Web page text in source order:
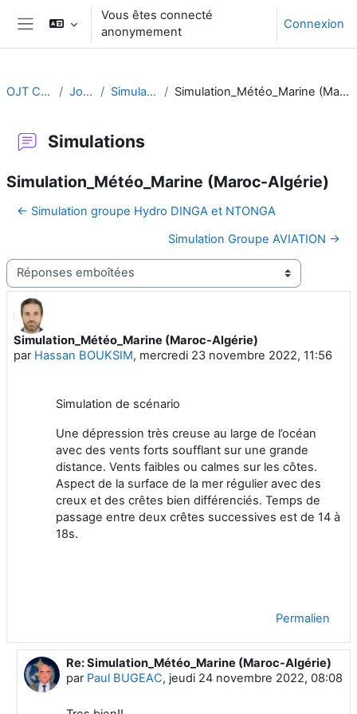
Passer au contenu principal
Panneau latéral
Vous êtes connecté
anonymement
Connexion
OJT CA FR Jour 3 Simulations Simulation_Météo_Marine (Maroc-Algérie)
Simulations
Simulation_Météo_Marine (Maroc-Algérie)
← Simulation groupe Hydro DINGA et NTONGA
Simulation Groupe AVIATION →
Type d’affichage
Simulation_Météo_Marine (Maroc-Algérie)
par Hassan BOUKSIM, mercredi 23 novembre 2022, 11:56
Nombre de réponses : 1
Simulation de scénario
Une dépression très creuse au large de l’océan
avec des vents forts soufflant sur une grande
distance. Vents faibles ou calmes sur les côtes.
Aspect de la surface de la mer régulier avec des
creux et des crêtes bien différenciés. Temps de
passage entre deux crêtes successives est de 14 à
18s.
Permalien
En réponse à Hassan BOUKSIM
Re: Simulation_Météo_Marine (Maroc-Algérie)
par Paul BUGEAC, jeudi 24 novembre 2022, 08:08